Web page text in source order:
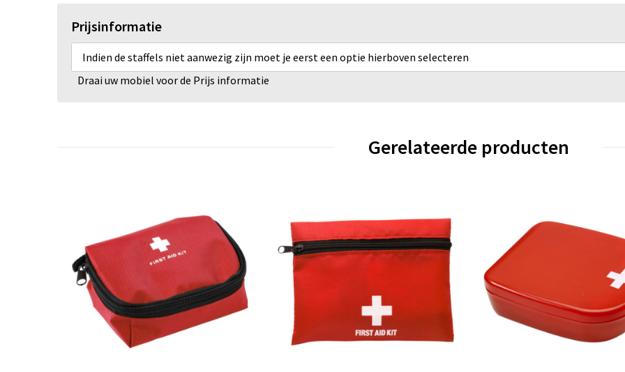
Prijsinformatie
Indien de staffels niet aanwezig zijn moet je eerst een optie hierboven selecteren
Draai uw mobiel voor de Prijs informatie
Gerelateerde producten